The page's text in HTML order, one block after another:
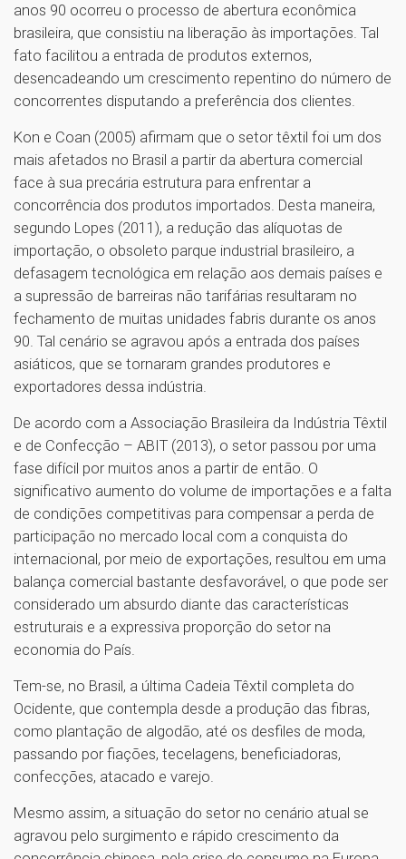
anos 90 ocorreu o processo de abertura econômica
brasileira, que consistiu na liberação às importações. Tal
fato facilitou a entrada de produtos externos,
desencadeando um crescimento repentino do número de
concorrentes disputando a preferência dos clientes.
Kon e Coan (2005) afirmam que o setor têxtil foi um dos
mais afetados no Brasil a partir da abertura comercial
face à sua precária estrutura para enfrentar a
concorrência dos produtos importados. Desta maneira,
segundo Lopes (2011), a redução das alíquotas de
importação, o obsoleto parque industrial brasileiro, a
defasagem tecnológica em relação aos demais países e
a supressão de barreiras não tarifárias resultaram no
fechamento de muitas unidades fabris durante os anos
90. Tal cenário se agravou após a entrada dos países
asiáticos, que se tornaram grandes produtores e
exportadores dessa indústria.
De acordo com a Associação Brasileira da Indústria Têxtil
e de Confecção – ABIT (2013), o setor passou por uma
fase difícil por muitos anos a partir de então. O
significativo aumento do volume de importações e a falta
de condições competitivas para compensar a perda de
participação no mercado local com a conquista do
internacional, por meio de exportações, resultou em uma
balança comercial bastante desfavorável, o que pode ser
considerado um absurdo diante das características
estruturais e a expressiva proporção do setor na
economia do País.
Tem-se, no Brasil, a última Cadeia Têxtil completa do
Ocidente, que contempla desde a produção das fibras,
como plantação de algodão, até os desfiles de moda,
passando por fiações, tecelagens, beneficiadoras,
confecções, atacado e varejo.
Mesmo assim, a situação do setor no cenário atual se
agravou pelo surgimento e rápido crescimento da